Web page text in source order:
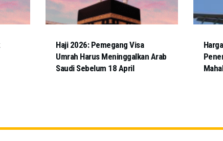
Haji 2026: Pemegang Visa
Umrah Harus Meninggalkan Arab
Saudi Sebelum 18 April